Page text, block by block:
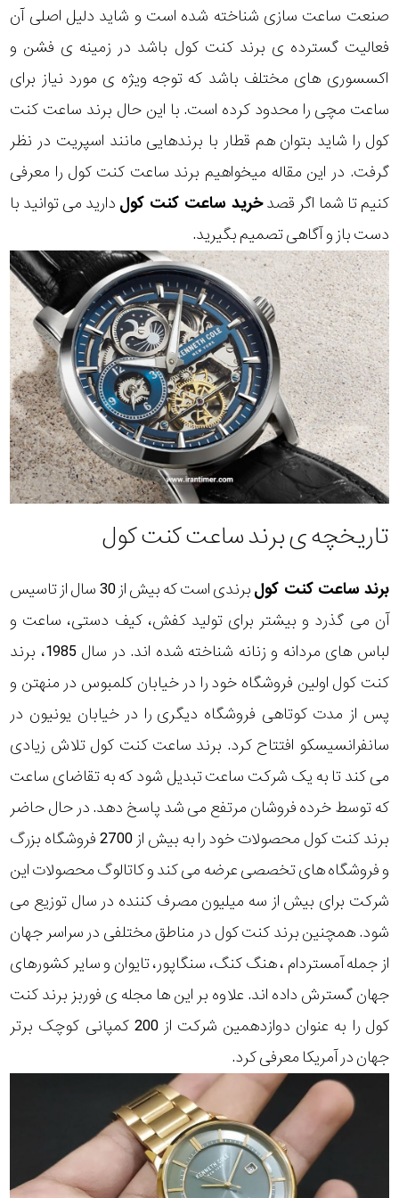
صنعت ساعت سازی شناخته شده است و شاید دلیل اصلی آن
فعالیت گسترده ی برند کنت کول باشد در زمینه ی فشن و
اکسسوری های مختلف باشد که توجه ویژه ی مورد نیاز برای
ساعت مچی را محدود کرده است. با این حال برند ساعت کنت
کول را شاید بتوان هم قطار با برندهایی مانند اسپریت در نظر
گرفت. در این مقاله میخواهیم برند ساعت کنت کول را معرفی
کنیم تا شما اگر قصدخرید ساعت کنت کول دارید می توانید با
دست باز و آگاهی تصمیم بگیرید.
تاریخچه ی برند ساعت کنت کول
برند ساعت کنت کول
برندی است که بیش از 30 سال از تاسیس
آن می گذرد و بیشتر برای تولید کفش، کیف دستی، ساعت و
لباس های مردانه و زنانه شناخته شده اند. در سال 1985، برند
کنت کول اولین فروشگاه خود را در خیابان کلمبوس در منهتن و
پس از مدت کوتاهی فروشگاه دیگری را در خیابان یونیون در
سانفرانسیسکو افتتاح کرد. برند ساعت کنت کول تلاش زیادی
می کند تا به یک شرکت ساعت تبدیل شود که به تقاضای ساعت
که توسط خرده فروشان مرتفع می شد پاسخ دهد. در حال حاضر
برند کنت کول محصولات خود را به بیش از 2700 فروشگاه بزرگ
و فروشگاه های تخصصی عرضه می کند و کاتالوگ محصولات این
شرکت برای بیش از سه میلیون مصرف کننده در سال توزیع می
شود. همچنین برند کنت کول در مناطق مختلفی در سراسر جهان
از جمله آمستردام ، هنگ کنگ، سنگاپور، تایوان و سایر کشورهای
جهان گسترش داده اند. علاوه بر این ها مجله ی فوربز برند کنت
کول را به عنوان دوازدهمین شرکت از 200 کمپانی کوچک برتر
جهان در آمریکا معرفی کرد.